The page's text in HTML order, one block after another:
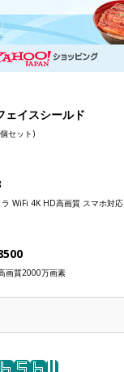
イスシールド
セット)
WiFi 4K HD高画質 スマホ対応
画質2000万画素